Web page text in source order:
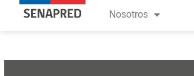
contenido
Nosotros